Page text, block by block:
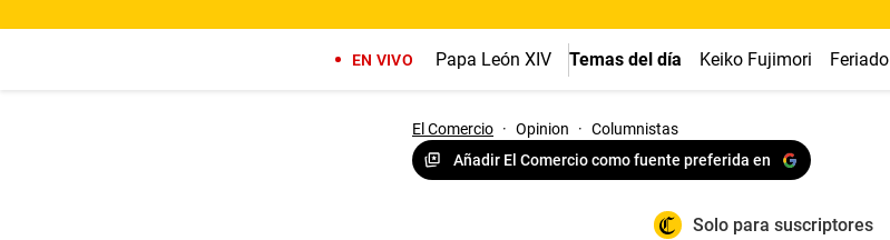
EN VIVO Papa León XIV Temas del día Keiko Fujimori Feriado
El Comercio · Opinion · Columnistas
Añadir El Comercio como fuente preferida en
Solo para suscriptores